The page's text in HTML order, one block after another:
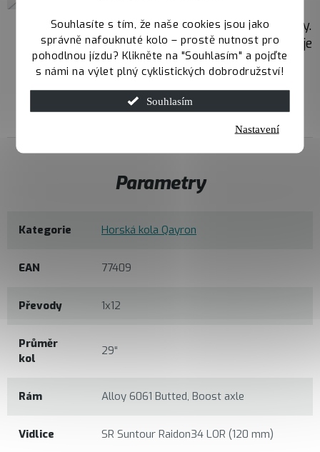
Souhlasíte s tím, že naše cookies jsou jako
správně nafouknuté kolo – prostě nutnost pro
pohodlnou jízdu? Klikněte na "Souhlasím" a pojďte
s námi na výlet plný cyklistických dobrodružství!
Souhlasím
Nastavení
kratší volný zdvih páky.
Minerální olej garantuje
stabilní brzdný výkon
při každé jízdě.
Parametry
Kategorie Horská kola Qayron
EAN 77409
Převody 1x12
Průměr
kol
29“
Rám Alloy 6061 Butted, Boost axle
Vidlice SR Suntour Raidon34 LOR (120 mm)